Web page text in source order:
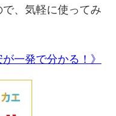
、気軽に使ってみ
一発で分かる！》